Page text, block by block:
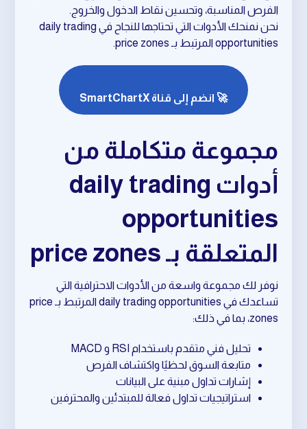
الفرص المناسبة، وتحسين نقاط الدخول والخروج.
نحن نمنحك الأدوات التي تحتاجها للنجاح في daily trading
opportunities المرتبط بـ price zones.
🚀 انضم إلى قناة SmartChartX
مجموعة متكاملة من
أدوات daily trading
opportunities
المتعلقة بـ price zones
نوفر لك مجموعة واسعة من الأدوات الاحترافية التي
تساعدك في daily trading opportunities المرتبط بـ price
zones، بما في ذلك:
تحليل فني متقدم باستخدام RSI و MACD
متابعة السوق لحظيًا واكتشاف الفرص
إشارات تداول مبنية على البيانات
استراتيجيات تداول فعالة للمبتدئين والمحترفين